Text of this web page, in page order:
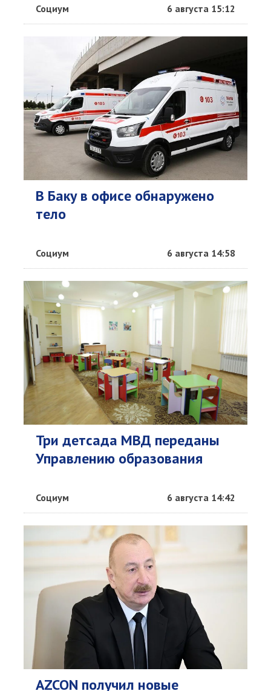
Социум 6 августа 15:12
В Баку в офисе обнаружено
тело
Социум 6 августа 14:58
Три детсада МВД переданы
Управлению образования
Социум 6 августа 14:42
AZCON получил новые